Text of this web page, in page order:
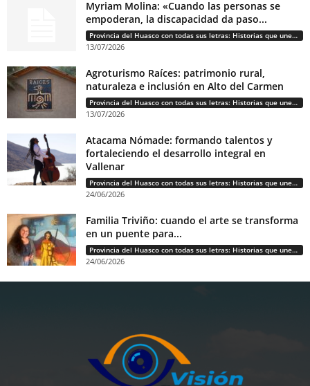
Myriam Molina: «Cuando las personas se
empoderan, la discapacidad da paso...
Provincia del Huasco con todas sus letras: Historias que unen cultura, diversidad e identidad
13/07/2026
Agroturismo Raíces: patrimonio rural,
naturaleza e inclusión en Alto del Carmen
Provincia del Huasco con todas sus letras: Historias que unen cultura, diversidad e identidad
13/07/2026
Atacama Nómade: formando talentos y
fortaleciendo el desarrollo integral en
Vallenar
Provincia del Huasco con todas sus letras: Historias que unen cultura, diversidad e identidad
24/06/2026
Familia Triviño: cuando el arte se transforma
en un puente para...
Provincia del Huasco con todas sus letras: Historias que unen cultura, diversidad e identidad
24/06/2026